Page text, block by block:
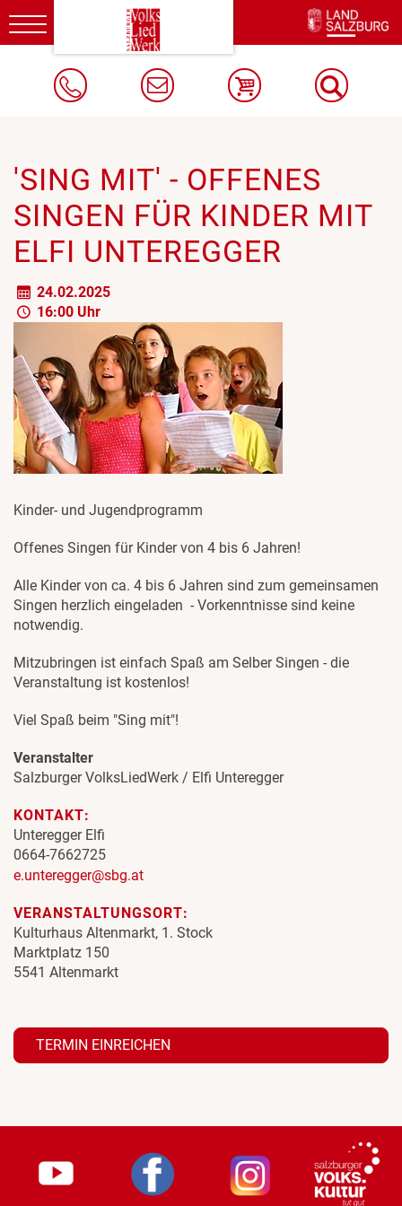
Toggle
navigation
'SING MIT' - OFFENES
SINGEN FÜR KINDER MIT
ELFI UNTEREGGER
24.02.2025
16:00 Uhr
Kinder- und Jugendprogramm
Offenes Singen für Kinder von 4 bis 6 Jahren!
Alle Kinder von ca. 4 bis 6 Jahren sind zum gemeinsamen
Singen herzlich eingeladen - Vorkenntnisse sind keine
notwendig.
Mitzubringen ist einfach Spaß am Selber Singen - die
Veranstaltung ist kostenlos!
Viel Spaß beim "Sing mit"!
Veranstalter
Salzburger VolksLiedWerk / Elfi Unteregger
KONTAKT:
Unteregger Elfi
0664-7662725
e.unteregger@sbg.at
VERANSTALTUNGSORT:
Kulturhaus Altenmarkt, 1. Stock
Marktplatz 150
5541 Altenmarkt
TERMIN EINREICHEN